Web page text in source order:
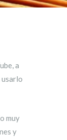
a
usarlo
muy
y